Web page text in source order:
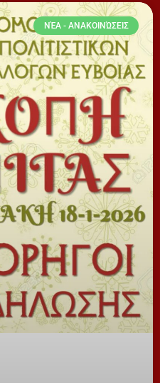
ΝΈΑ - ΑΝΑΚΟΙΝΏΣΕΙΣ